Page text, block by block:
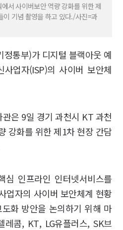
서 사이버보안 역량 강화를 위한 제
이 기념 촬영을 하고 있다./사진=과
통부)가 디지털 블랙아웃 예
업자(ISP)의 사이버 보안체
은 9일 경기 과천시 KT 과천
강화를 위한 제1차 현장 간담
심 인프라인 인터넷서비스를
업자의 사이버 보안체계 현황
화 방안을 논의하기 위해 마
레콤, KT, LG유플러스, SK브